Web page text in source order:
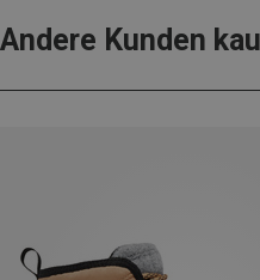
Andere Kunden